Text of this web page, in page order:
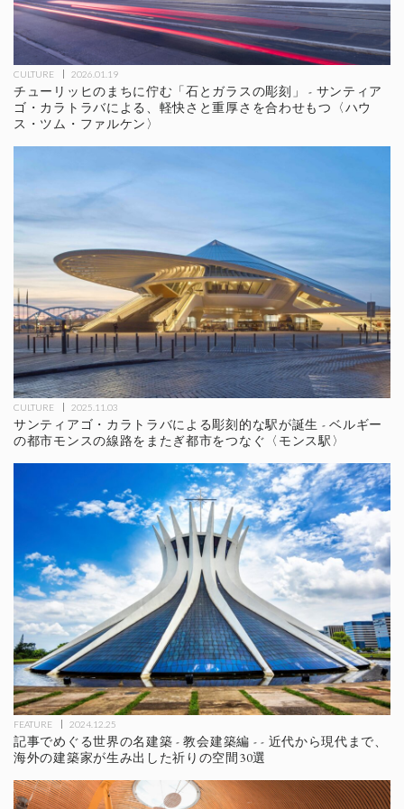
CULTURE 2026.01.19
チューリッヒのまちに佇む「石とガラスの彫刻」 - サンティア
ゴ・カラトラバによる、軽快さと重厚さを合わせもつ〈ハウ
ス・ツム・ファルケン〉
CULTURE 2025.11.03
サンティアゴ・カラトラバによる彫刻的な駅が誕生 - ベルギー
の都市モンスの線路をまたぎ都市をつなぐ〈モンス駅〉
FEATURE 2024.12.25
記事でめぐる世界の名建築 - 教会建築編 - - 近代から現代まで、
海外の建築家が生み出した祈りの空間30選